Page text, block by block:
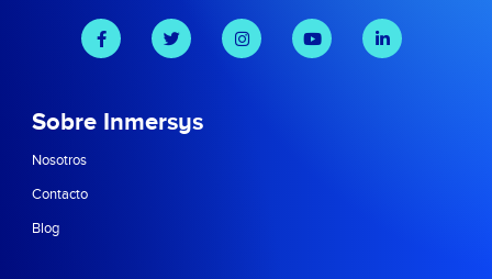
Sobre Inmersys
Nosotros
Contacto
Blog